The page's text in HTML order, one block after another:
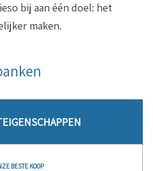
bij aan één doel: het
maken.
BESTE KOOP